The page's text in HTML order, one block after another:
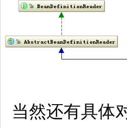
当然还有具体